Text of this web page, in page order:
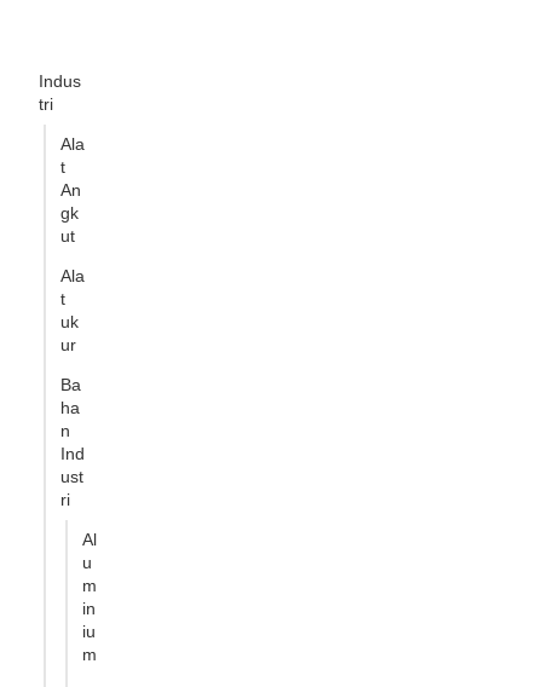
Indus
tri
Ala
t
An
gk
ut
Ala
t
uk
ur
Ba
ha
n
Ind
ust
ri
Al
u
m
in
iu
m